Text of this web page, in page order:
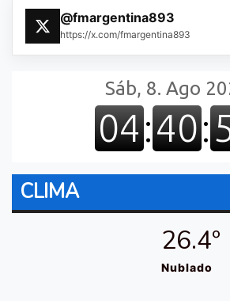
@fmargentina893
https://x.com/fmargentina893
CLIMA
26.4º
Nublado